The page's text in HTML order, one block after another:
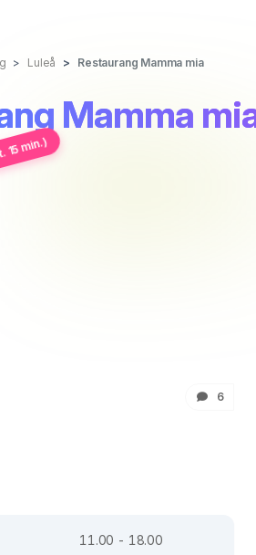
Luleå Restaurang Mamma mia
Mamma
min.)
6
11.00 - 18.00